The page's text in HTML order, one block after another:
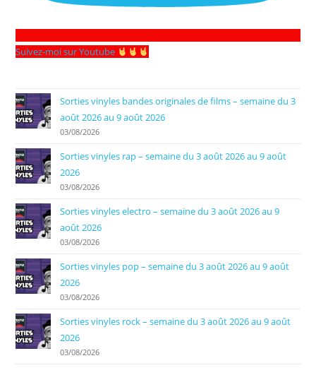
Suivez-moi sur Youtube
Sorties vinyles bandes originales de films – semaine du 3
août 2026 au 9 août 2026
03/08/2026
Sorties vinyles rap – semaine du 3 août 2026 au 9 août
2026
03/08/2026
Sorties vinyles electro – semaine du 3 août 2026 au 9
août 2026
03/08/2026
Sorties vinyles pop – semaine du 3 août 2026 au 9 août
2026
03/08/2026
Sorties vinyles rock – semaine du 3 août 2026 au 9 août
2026
03/08/2026